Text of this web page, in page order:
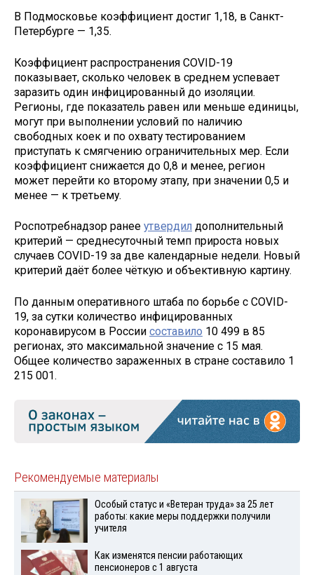
В Подмосковье коэффициент достиг 1,18, в Санкт-
Петербурге — 1,35.
Коэффициент распространения COVID-19
показывает, сколько человек в среднем успевает
заразить один инфицированный до изоляции.
Регионы, где показатель равен или меньше единицы,
могут при выполнении условий по наличию
свободных коек и по охвату тестированием
приступать к смягчению ограничительных мер. Если
коэффициент снижается до 0,8 и менее, регион
может перейти ко второму этапу, при значении 0,5 и
менее — к третьему.
Роспотребнадзор ранее утвердил дополнительный
критерий — среднесуточный темп прироста новых
случаев COVID-19 за две календарные недели. Новый
критерий даёт более чёткую и объективную картину.
По данным оперативного штаба по борьбе с COVID-
19, за сутки количество инфицированных
коронавирусом в России составило 10 499 в 85
регионах, это максимальной значение с 15 мая.
Общее количество зараженных в стране составило 1
215 001.
Рекомендуемые материалы
Особый статус и «Ветеран труда» за 25 лет
работы: какие меры поддержки получили
учителя
Как изменятся пенсии работающих
пенсионеров с 1 августа